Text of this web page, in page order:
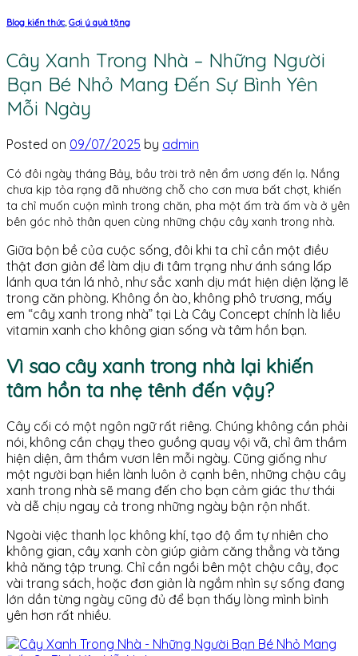
Blog kiến thức,Gợi ý quà tặng
Cây Xanh Trong Nhà – Những Người
Bạn Bé Nhỏ Mang Đến Sự Bình Yên
Mỗi Ngày
Posted on 09/07/2025 by admin
Có đôi ngày tháng Bảy, bầu trời trở nên ẩm ương đến lạ. Nắng
chưa kịp tỏa rạng đã nhường chỗ cho cơn mưa bất chợt, khiến
ta chỉ muốn cuộn mình trong chăn, pha một ấm trà ấm và ở yên
bên góc nhỏ thân quen cùng những chậu cây xanh trong nhà.
Giữa bộn bề của cuộc sống, đôi khi ta chỉ cần một điều
thật đơn giản để làm dịu đi tâm trạng như ánh sáng lấp
lánh qua tán lá nhỏ, như sắc xanh dịu mát hiện diện lặng lẽ
trong căn phòng. Không ồn ào, không phô trương, mấy
em “cây xanh trong nhà” tại Là Cây Concept chính là liều
vitamin xanh cho không gian sống và tâm hồn bạn.
Vì sao cây xanh trong nhà lại khiến
tâm hồn ta nhẹ tênh đến vậy?
Cây cối có một ngôn ngữ rất riêng. Chúng không cần phải
nói, không cần chạy theo guồng quay vội vã, chỉ âm thầm
hiện diện, âm thầm vươn lên mỗi ngày. Cũng giống như
một người bạn hiền lành luôn ở cạnh bên, những chậu cây
xanh trong nhà sẽ mang đến cho bạn cảm giác thư thái
và dễ chịu ngay cả trong những ngày bận rộn nhất.
Ngoài việc thanh lọc không khí, tạo độ ẩm tự nhiên cho
không gian, cây xanh còn giúp giảm căng thẳng và tăng
khả năng tập trung. Chỉ cần ngồi bên một chậu cây, đọc
vài trang sách, hoặc đơn giản là ngắm nhìn sự sống đang
lớn dần từng ngày cũng đủ để bạn thấy lòng mình bình
yên hơn rất nhiều.